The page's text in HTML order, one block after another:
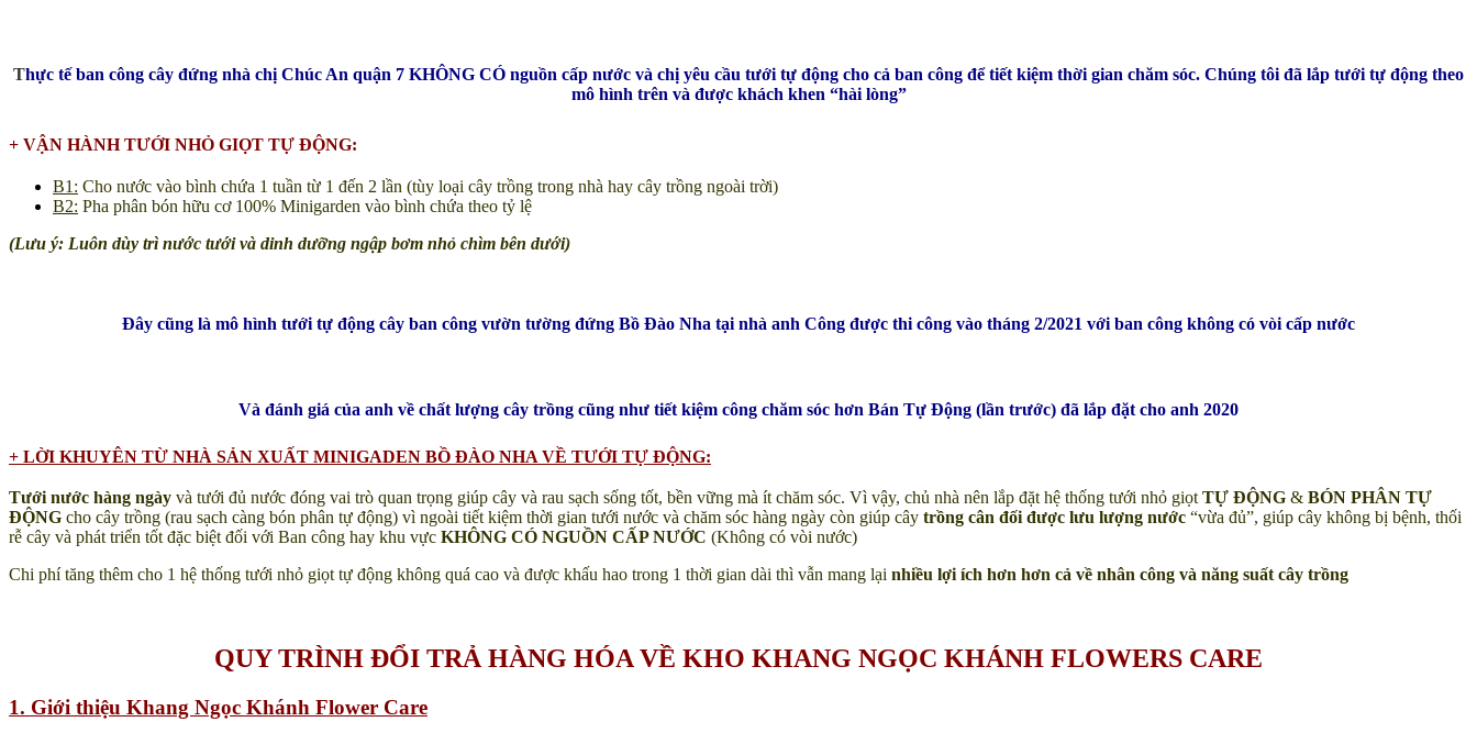
Thực tế ban công cây đứng nhà chị Chúc An quận 7 KHÔNG CÓ nguồn cấp nước và chị yêu cầu tưới tự động cho cả ban công để tiết kiệm thời gian chăm sóc. Chúng tôi đã lắp tưới tự động theo
mô hình trên và được khách khen “hài lòng”
+ VẬN HÀNH TƯỚI NHỎ GIỌT TỰ ĐỘNG:
B1: Cho nước vào bình chứa 1 tuần từ 1 đến 2 lần (tùy loại cây trồng trong nhà hay cây trồng ngoài trời)
B2: Pha phân bón hữu cơ 100% Minigarden vào bình chứa theo tỷ lệ
(Lưu ý: Luôn dùy trì nước tưới và dinh dưỡng ngập bơm nhỏ chìm bên dưới)
Đây cũng là mô hình tưới tự động cây ban công vườn tường đứng Bồ Đào Nha tại nhà anh Công được thi công vào tháng 2/2021 với ban công không có vòi cấp nước
Và đánh giá của anh về chất lượng cây trồng cũng như tiết kiệm công chăm sóc hơn Bán Tự Động (lần trước) đã lắp đặt cho anh 2020
+ LỜI KHUYÊN TỪ NHÀ SẢN XUẤT MINIGADEN BỒ ĐÀO NHA VỀ TƯỚI TỰ ĐỘNG:
Tưới nước hàng ngày và tưới đủ nước đóng vai trò quan trọng giúp cây và rau sạch sống tốt, bền vững mà ít chăm sóc. Vì vậy, chủ nhà nên lắp đặt hệ thống tưới nhỏ giọt TỰ ĐỘNG & BÓN PHÂN TỰ
ĐỘNG cho cây trồng (rau sạch càng bón phân tự động) vì ngoài tiết kiệm thời gian tưới nước và chăm sóc hàng ngày còn giúp cây trồng cân đối được lưu lượng nước “vừa đủ”, giúp cây không bị bệnh, thối
rễ cây và phát triển tốt đặc biệt đối với Ban công hay khu vực KHÔNG CÓ NGUỒN CẤP NƯỚC (Không có vòi nước)
Chi phí tăng thêm cho 1 hệ thống tưới nhỏ giọt tự động không quá cao và được khấu hao trong 1 thời gian dài thì vẫn mang lại nhiều lợi ích hơn hơn cả về nhân công và năng suất cây trồng
QUY TRÌNH ĐỔI TRẢ HÀNG HÓA VỀ KHO KHANG NGỌC KHÁNH FLOWERS CARE
1. Giới thiệu Khang Ngọc Khánh Flower Care